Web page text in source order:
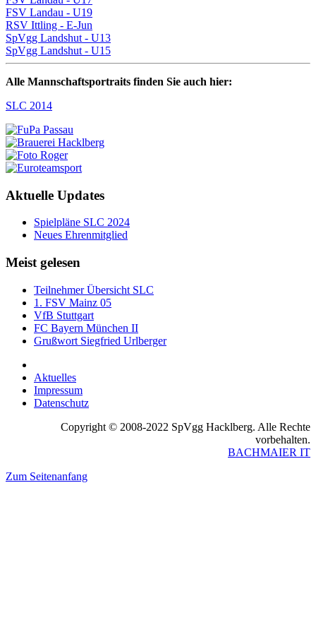
FSV Landau - U19
RSV Ittling - E-Jun
SpVgg Landshut - U13
SpVgg Landshut - U15
Alle Mannschaftsportraits finden Sie auch hier:
SLC 2014
Aktuelle Updates
Spielpläne SLC 2024
Neues Ehrenmitglied
Meist gelesen
Teilnehmer Übersicht SLC
1. FSV Mainz 05
VfB Stuttgart
FC Bayern München II
Grußwort Siegfried Urlberger
Aktuelles
Impressum
Datenschutz
Copyright © 2008-2022 SpVgg Hacklberg. Alle Rechte
vorbehalten.
BACHMAIER IT
Zum Seitenanfang